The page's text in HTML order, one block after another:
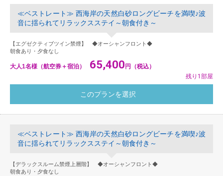
≪ベストレート≫ 西海岸の天然白砂ロングビーチを満喫♪波
音に揺られてリラックスステイ～朝食付き～
【エグゼクティブツイン禁煙】 ◆オーシャンフロント◆
朝食あり・夕食なし
大人1名様（航空券＋宿泊） 65,400 円（税込）
残り1部屋
≪ベストレート≫ 西海岸の天然白砂ロングビーチを満喫♪波
音に揺られてリラックスステイ～朝食付き～
【デラックスルーム禁煙上層階】 ◆オーシャンフロント◆
朝食あり・夕食なし